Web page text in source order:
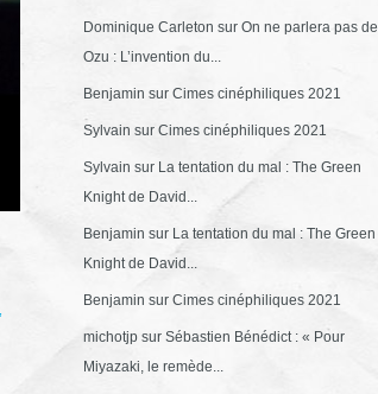
Dominique Carleton sur On ne parlera pas de
Ozu : L’invention du...
Benjamin sur Cimes cinéphiliques 2021
Sylvain sur Cimes cinéphiliques 2021
Sylvain sur La tentation du mal : The Green
Knight de David...
Benjamin sur La tentation du mal : The Green
Knight de David...
Benjamin sur Cimes cinéphiliques 2021
michotjpsur Sébastien Bénédict : « Pour
Miyazaki, le remède...